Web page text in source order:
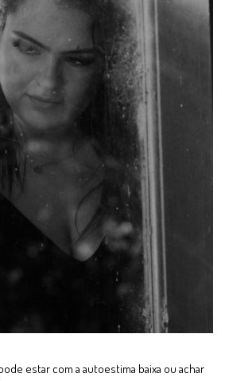
estar com a autoestima baixa ou achar